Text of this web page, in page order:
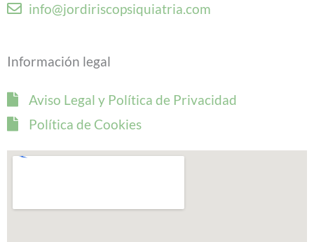
info@jordiriscopsiquiatria.com
Información legal
Aviso Legal y Política de Privacidad
Política de Cookies